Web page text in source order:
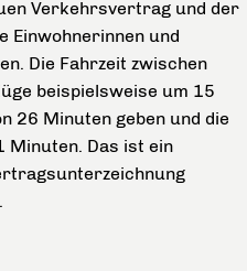
Verkehrsvertrag und der
Einwohnerinnen und
Die Fahrzeit zwischen
beispielsweise um 15
26 Minuten geben und die
Minuten. Das ist ein